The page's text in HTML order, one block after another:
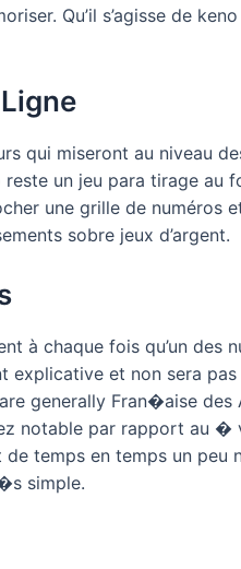
Qu’il s’agisse de
qui miseront au niveau
un jeu para tirage
une grille de
sobre jeux d’argent.
à chaque fois qu’un des
explicative et non sera
generally Fran�aise des
notable par rapport au
temps en temps un
simple.